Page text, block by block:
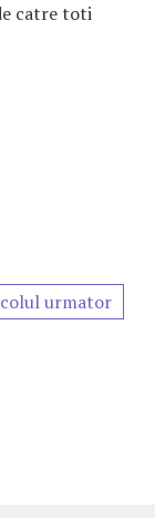
catre toti
urmator